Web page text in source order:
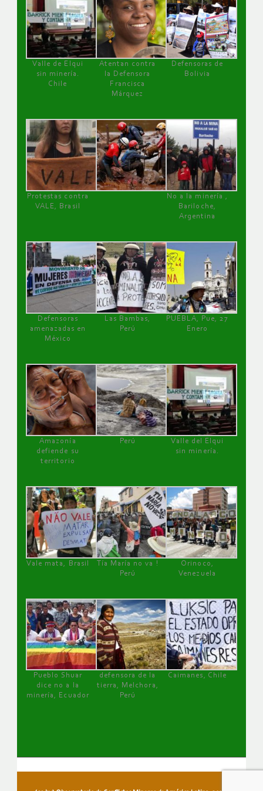
Valle de Elqui
sin minería.
Chile
Atentan contra
la Defensora
Francisca
Márquez
Defensoras de
Bolivia
Protestas contra
VALE, Brasil
No a la minería ,
Bariloche,
Argentina
Defensoras
amenazadas en
México
Las Bambas,
Perú
PUEBLA, Pue, 27
Enero
Amazonía
defiende su
territorio
Perú
Valle del Elqui
sin minería.
Vale mata, Brasil
Tía María no va !
Perú
Orinoco,
Venezuela
Pueblo Shuar
dice no a la
minería, Ecuador
defensora de la
tierra, Melchora,
Perú
Caimanes, Chile